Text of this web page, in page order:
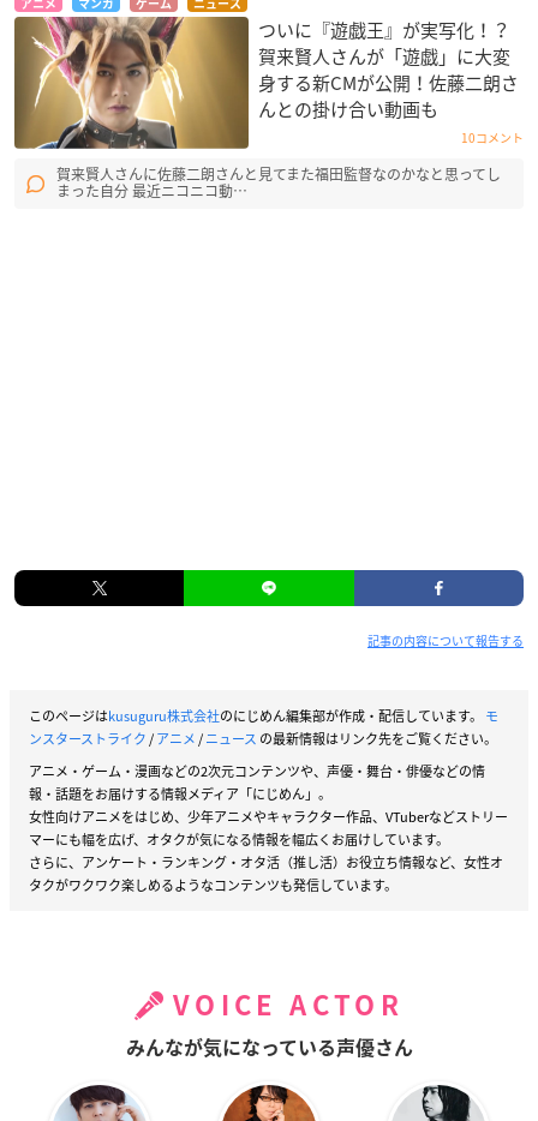
アニメ マンガ ゲーム ニュース
ついに『遊戯王』が実写化！？
賀来賢人さんが「遊戯」に大変
身する新CMが公開！佐藤二朗さ
んとの掛け合い動画も
10コメント
賀来賢人さんに佐藤二朗さんと見てまた福田監督なのかなと思ってし
まった自分 最近ニコニコ動…
記事の内容について報告する
このページはkusuguru株式会社のにじめん編集部が作成・配信しています。 モ
ンスターストライク/アニメ/ニュース の最新情報はリンク先をご覧ください。
アニメ・ゲーム・漫画などの2次元コンテンツや、声優・舞台・俳優などの情
報・話題をお届けする情報メディア「にじめん」。
女性向けアニメをはじめ、少年アニメやキャラクター作品、VTuberなどストリー
マーにも幅を広げ、オタクが気になる情報を幅広くお届けしています。
さらに、アンケート・ランキング・オタ活（推し活）お役立ち情報など、女性オ
タクがワクワク楽しめるようなコンテンツも発信しています。
VOICE ACTOR
みんなが気になっている声優さん